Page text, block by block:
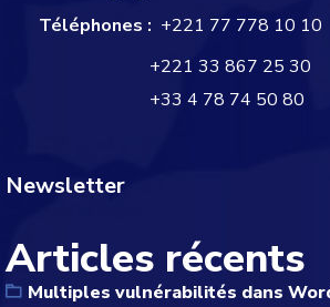
Téléphones : +221 77 778 10 10
+221 33 867 25 30
+33 4 78 74 50 80
Newsletter
Articles récents
Multiples vulnérabilités dans